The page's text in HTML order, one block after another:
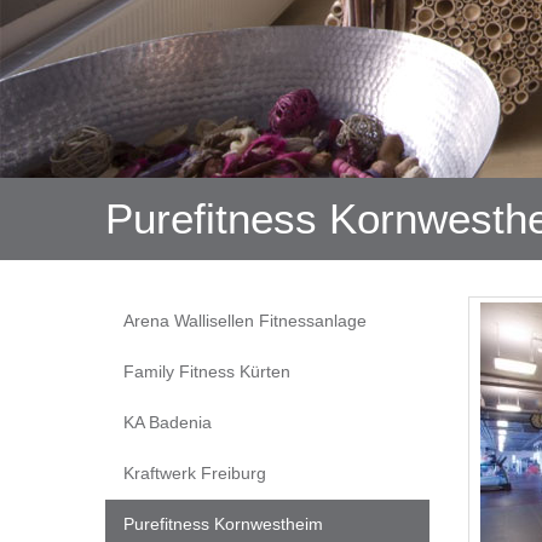
Purefitness
überspringen
Arena Wallisellen Fitnessanlage
Family Fitness Kürten
KA Badenia
Kraftwerk Freiburg
Purefitness Kornwestheim